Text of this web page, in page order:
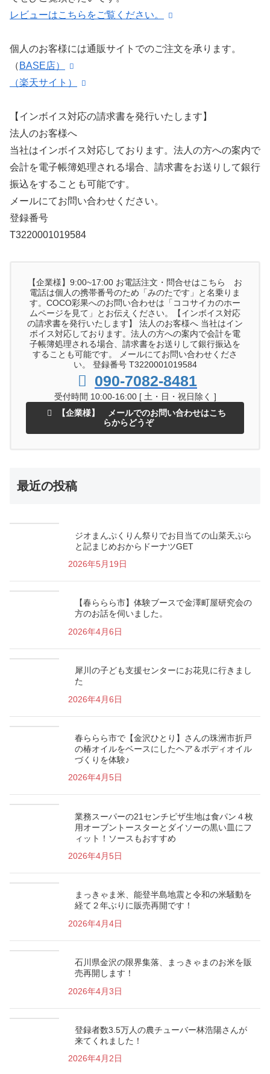
レビューはこちらをご覧ください。
個人のお客様には通販サイトでのご注文を承ります。
（ BASE店）
（楽天サイト）
【インボイス対応の請求書を発行いたします】
法人のお客様へ
当社はインボイス対応しております。法人の方への案内で
会計を電子帳簿処理される場合、請求書をお送りして銀行
振込をすることも可能です。
メールにてお問い合わせください。
登録番号
T3220001019584
【企業様】9:00~17:00 お電話注文・問合せはこちら お
電話は個人の携帯番号のため「みのたです」と名乗りま
す。COCO彩果へのお問い合わせは「ココサイカのホー
ムページを見て」とお伝えください。【インボイス対応
の請求書を発行いたします】 法人のお客様へ 当社はイン
ボイス対応しております。法人の方への案内で会計を電
子帳簿処理される場合、請求書をお送りして銀行振込を
することも可能です。 メールにてお問い合わせくださ
い。 登録番号 T3220001019584
090-7082-8481
受付時間 10:00-16:00 [ 土・日・祝日除く ]
【企業様】 メールでのお問い合わせはこち
らからどうぞ
最近の投稿
ジオまんぷくりん祭りでお目当ての山菜天ぷら
と記まじめおからドーナツGET
2026年5月19日
【春ららら市】体験ブースで金澤町屋研究会の
方のお話を伺いました。
2026年4月6日
犀川の子ども支援センターにお花見に行きまし
た
2026年4月6日
春ららら市で【金沢ひとり】さんの珠洲市折戸
の椿オイルをベースにしたヘア＆ボディオイル
づくりを体験♪
2026年4月5日
業務スーパーの21センチピザ生地は食パン４枚
用オーブントースターとダイソーの黒い皿にフ
ィット！ソースもおすすめ
2026年4月5日
まっきゃま米、能登半島地震と令和の米騒動を
経て２年ぶりに販売再開です！
2026年4月4日
石川県金沢の限界集落、まっきゃまのお米を販
売再開します！
2026年4月3日
登録者数3.5万人の農チューバー林浩陽さんが
来てくれました！
2026年4月2日